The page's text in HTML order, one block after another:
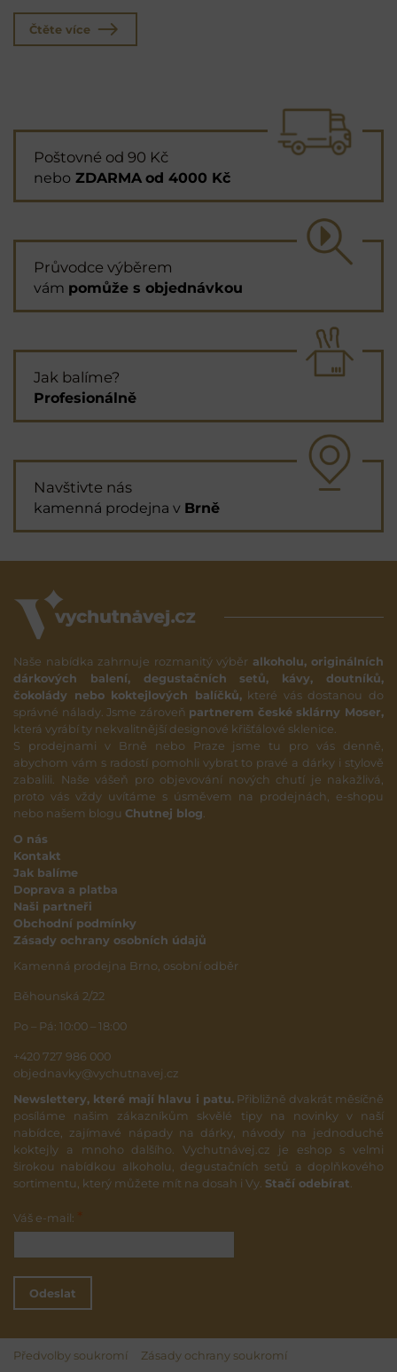
Čtěte více
Poštovné od 90 Kč
nebo ZDARMA od 4000 Kč
Průvodce výběrem
vám pomůže s objednávkou
Jak balíme?
Profesionálně
Navštivte nás
kamenná prodejna v Brně
Naše nabídka zahrnuje rozmanitý výběr alkoholu, originálních
dárkových balení, degustačních setů, kávy, doutníků,
čokolády nebo koktejlových balíčků,které vás dostanou do
správné nálady. Jsme zároveň partnerem české sklárny Moser,
která vyrábí ty nekvalitnější designové křišťálové sklenice.
S prodejnami v Brně nebo Praze jsme tu pro vás denně,
abychom vám s radostí pomohli vybrat to pravé a dárky i stylově
zabalili. Naše vášeň pro objevování nových chutí je nakažlivá,
proto vás vždy uvítáme s úsměvem na prodejnách, e-shopu
nebo našem blogu Chutnej blog.
O nás
Kontakt
Jak balíme
Doprava a platba
Naši partneři
Obchodní podmínky
Zásady ochrany osobních údajů
Kamenná prodejna Brno, osobní odběr
Běhounská 2/22
Po – Pá: 10:00 – 18:00
+420 727 986 000
objednavky@vychutnavej.cz
Newslettery, které mají hlavu i patu.Přibližně dvakrát měsíčně
posíláme našim zákazníkům skvělé tipy na novinky v naší
nabídce, zajímavé nápady na dárky, návody na jednoduché
koktejly a mnoho dalšího. Vychutnávej.cz je eshop s velmi
širokou nabídkou alkoholu, degustačních setů a doplňkového
sortimentu, který můžete mít na dosah i Vy. Stačí odebírat.
Váš e-mail:
Odeslat
Předvolby soukromí Zásady ochrany soukromí